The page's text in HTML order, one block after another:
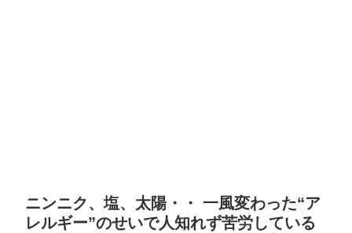
ニンニク、塩、太陽・・ 一風変わった“ア
レルギー”のせいで人知れず苦労している